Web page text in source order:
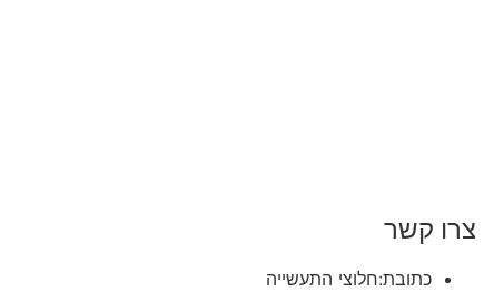
צרו קשר
כתובת:חלוצי התעשייה